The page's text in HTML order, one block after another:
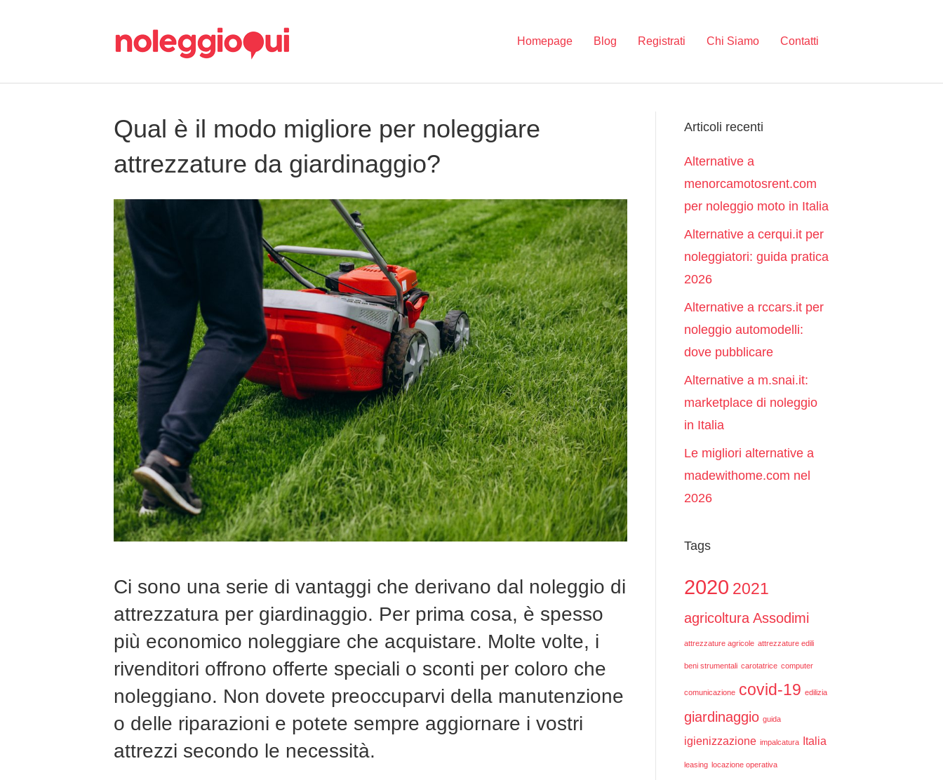
Homepage Blog Registrati Chi Siamo Contatti
Qual è il modo migliore per noleggiare
attrezzature da giardinaggio?
Ci sono una serie di vantaggi che derivano dal noleggio di
attrezzatura per giardinaggio. Per prima cosa, è spesso
più economico noleggiare che acquistare. Molte volte, i
rivenditori offrono offerte speciali o sconti per coloro che
noleggiano. Non dovete preoccuparvi della manutenzione
o delle riparazioni e potete sempre aggiornare i vostri
attrezzi secondo le necessità.
Articoli recenti
Alternative a
menorcamotosrent.com
per noleggio moto in Italia
Alternative a cerqui.it per
noleggiatori: guida pratica
2026
Alternative a rccars.it per
noleggio automodelli:
dove pubblicare
Alternative a m.snai.it:
marketplace di noleggio
in Italia
Le migliori alternative a
madewithome.com nel
2026
Tags
2020 2021
agricoltura Assodimi
attrezzature agricole attrezzature edili
beni strumentali carotatrice computer
comunicazione covid-19 edilizia
giardinaggio guida
igienizzazione impalcatura Italia
leasing locazione operativa